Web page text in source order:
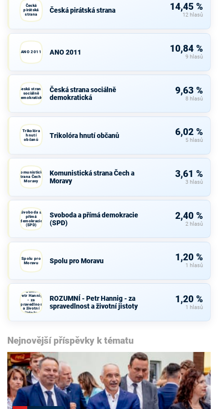
Česká
pirátská
strana
Česká pirátská strana 14,45 %
12 hlasů
ANO 2011 ANO 2011 10,84 %
9 hlasů
Česká strana
sociálně
demokratická
Česká strana sociálně
demokratická
9,63 %
8 hlasů
Trikolóra
hnutí
občanů
Trikolóra hnutí občanů 6,02 %
5 hlasů
Komunistická
strana Čech a
Moravy
Komunistická strana Čech a
Moravy
3,61 %
3 hlasů
Svoboda a
přímá
demokracie
(SPD)
Svoboda a přímá demokracie
(SPD)
2,40 %
2 hlasů
Spolu pro
Moravu
Spolu pro Moravu 1,20 %
1 hlasů
ROZUMNÍ -
Petr Hannig
- za
spravedlnost
a životní
jistoty
ROZUMNÍ - Petr Hannig - za
spravedlnost a životní jistoty
1,20 %
1 hlasů
Nejnovější příspěvky k tématu